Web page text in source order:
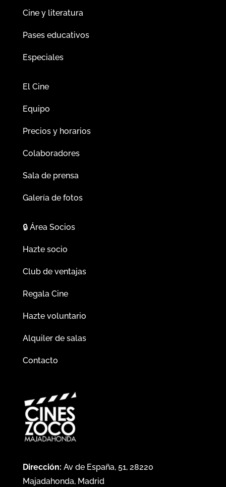
Cine y literatura
Pases educativos
Especiales
El Cine
Equipo
Precios y horarios
Colaboradores
Sala de prensa
Galería de fotos
🔒Área Socios
Hazte socio
Club de ventajas
Regala Cine
Hazte voluntario
Alquiler de salas
Contacto
Dirección: Av de España, 51, 28220
Majadahonda, Madrid